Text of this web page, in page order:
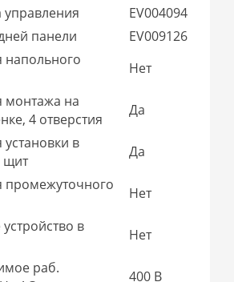
управления
EV004094
панели
EV009126
напольного
Нет
монтажа на
4 отверстия
Да
в
щит
Да
промежуточного
Нет
в
Нет
раб.
400 В